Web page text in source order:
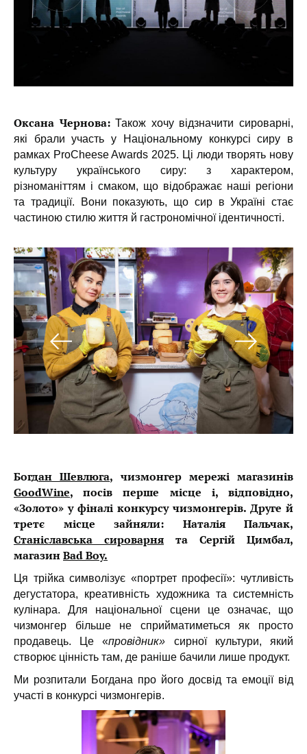
Оксана Чернова:Також хочу відзначити сироварні,
які брали участь у Національному конкурсі сиру в
рамках ProCheese Awards 2025. Ці люди творять нову
культуру українського сиру: з характером,
різноманіттям і смаком, що відображає наші регіони
та традиції. Вони показують, що сир в Україні стає
частиною стилю життя й гастрономічної ідентичності.
Богдан Шевлюга, чизмонгер мережі магазинів
GoodWine, посів перше місце і, відповідно,
«Золото» у фіналі конкурсу чизмонгерів. Друге й
третє місце зайняли: Наталія Пальчак,
Станіславська сироварня та Сергій Цимбал,
магазинBad Boy.
Ця трійка символізує «портрет професії»: чутливість
дегустатора, креативність художника та системність
кулінара. Для національної сцени це означає, що
чизмонгер більше не сприйматиметься як просто
продавець. Це «провідник» сирної культури, який
створює цінність там, де раніше бачили лише продукт.
Ми розпитали Богдана про його досвід та емоції від
участі в конкурсі чизмонгерів.